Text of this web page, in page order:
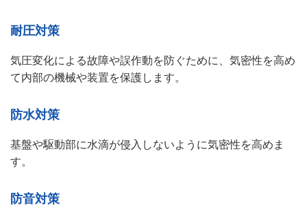
耐圧対策
気圧変化による故障や誤作動を防ぐために、気密性を高め
て内部の機械や装置を保護します。
防水対策
基盤や駆動部に水滴が侵入しないように気密性を高めま
す。
防音対策